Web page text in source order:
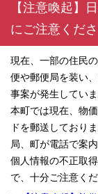
【注意喚起】
にご注意くだ
現在、一部の住民
便や郵便局を装い
事案が発生していま
本町では現在、物
ドを郵送しており
局、町が電話で案
個人情報の不正取
で、十分ご注意く